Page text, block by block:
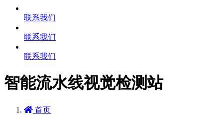
联系我们
联系我们
联系我们
智能流水线视觉检测站
首页